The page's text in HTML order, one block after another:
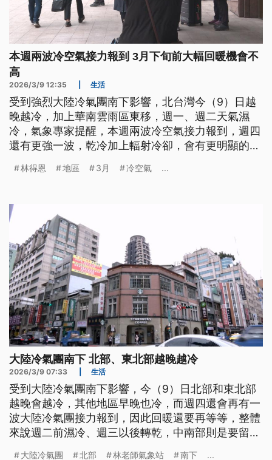
本週兩波冷空氣接力報到 3月下旬前大幅回暖機會不
高
2026/3/9 12:35 生活
受到強烈大陸冷氣團南下影響，北台灣今（9）日越
晚越冷，加上華南雲雨區東移，週一、週二天氣濕
冷，氣象專家提醒，本週兩波冷空氣接力報到，週四
還有更強一波，乾冷加上輻射冷卻，會有更明顯的降
林得恩 地區 3月 冷空氣 ...
大陸冷氣團南下 北部、東北部越晚越冷
2026/3/9 07:33 生活
受到大陸冷氣團南下影響，今（9）日北部和東北部
越晚會越冷，其他地區早晚也冷，而週四還會再有一
波大陸冷氣團接力報到，因此回暖還要再等等，整體
來說週二前濕冷、週三以後轉乾，中南部則是要留意
大陸冷氣團 北部 林老師氣象站 南下 ...